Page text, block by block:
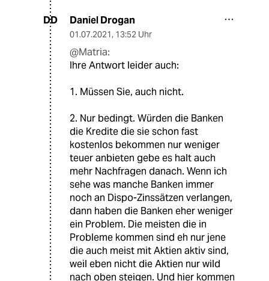
DD Daniel Drogan
01.07.2021, 13:52 Uhr
@Matria:
Ihre Antwort leider auch:
1. Müssen Sie, auch nicht.
2. Nur bedingt. Würden die Banken
die Kredite die sie schon fast
kostenlos bekommen nur weniger
teuer anbieten gebe es halt auch
mehr Nachfragen danach. Wenn ich
sehe was manche Banken immer
noch an Dispo-Zinssätzen verlangen,
dann haben die Banken eher weniger
ein Problem. Die meisten die in
Probleme kommen sind eh nur jene
die auch meist mit Aktien aktiv sind,
weil eben nicht die Aktien nur wild
nach oben steigen. Und hier kommen